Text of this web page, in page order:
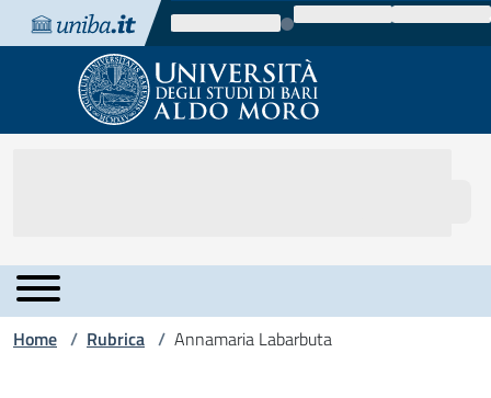
Vai al contenuto
Vai alla navigazione
Vai al footer
Home / Rubrica / Annamaria Labarbuta